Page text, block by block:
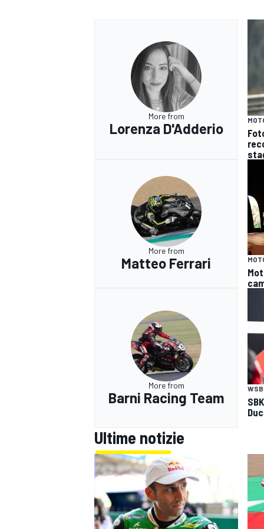
More from
Lorenza D'Adderio
More from
Matteo Ferrari
More from
Barni Racing Team
Ultime notizie